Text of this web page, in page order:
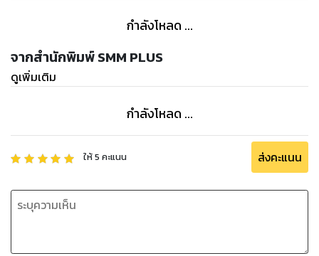
กำลังโหลด ...
จากสำนักพิมพ์ SMM PLUS
ดูเพิ่มเติม
กำลังโหลด ...
ให้5 คะแนน ส่งคะแนน